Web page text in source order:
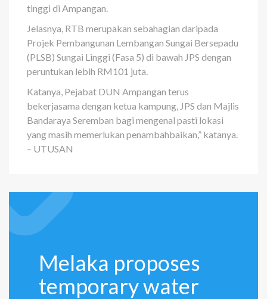
tinggi di Ampangan.
Jelasnya, RTB merupakan sebahagian daripada
Projek Pembangunan Lembangan Sungai Bersepadu
(PLSB) Sungai Linggi (Fasa 5) di bawah JPS dengan
peruntukan lebih RM101 juta.
Katanya, Pejabat DUN Ampangan terus
bekerjasama de­ngan ketua kampung, JPS dan Majlis
Bandaraya Seremban bagi mengenal pasti lokasi
yang masih memerlukan penambahbaikan,” katanya.
– UTUSAN
Melaka proposes
temporary water